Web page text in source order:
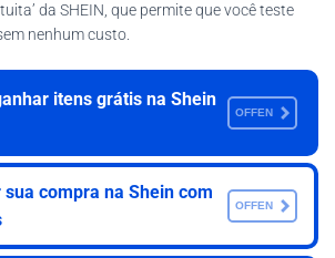
da SHEIN, que permite que você teste
nenhum custo.
itens grátis na Shein
OFFEN
compra na Shein com
OFFEN